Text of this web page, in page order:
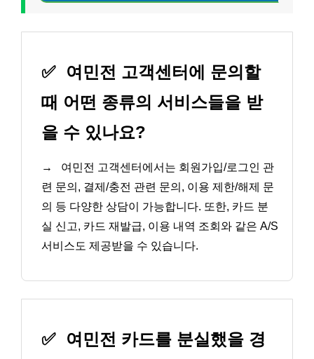
✅
여민전 고객센터에 문의할
때 어떤 종류의 서비스들을 받
을 수 있나요?
→
여민전 고객센터에서는 회원가입/로그인 관
련 문의, 결제/충전 관련 문의, 이용 제한/해제 문
의 등 다양한 상담이 가능합니다. 또한, 카드 분
실 신고, 카드 재발급, 이용 내역 조회와 같은 A/S
서비스도 제공받을 수 있습니다.
✅
여민전 카드를 분실했을 경